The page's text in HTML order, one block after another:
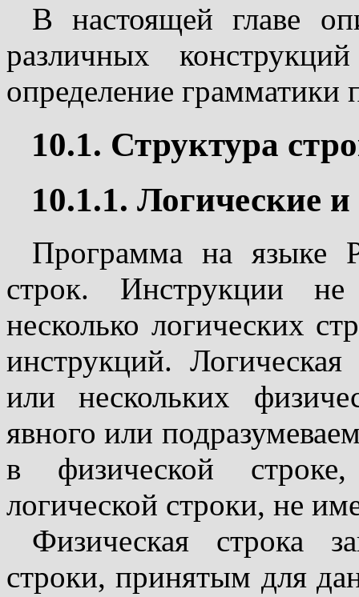
В настоящей главе
различных
определение
10.1. Структура
10.1.1. Логические
Программа на языке
строк. Инструкции
несколько логических
инструкций. Логическая
или нескольких
явного или
в физической
логической строки, не
Физическая строка
строки, принятым для